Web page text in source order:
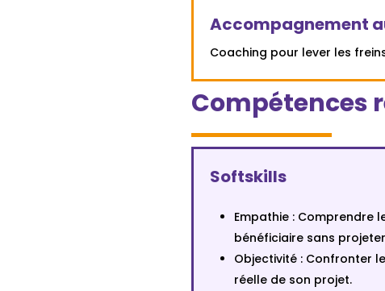
Accompagnement
Coaching pour lever les
Compétences
Softskills
Empathie : Comprendre
bénéficiaire sans
Objectivité : Confronter
réelle de son projet.